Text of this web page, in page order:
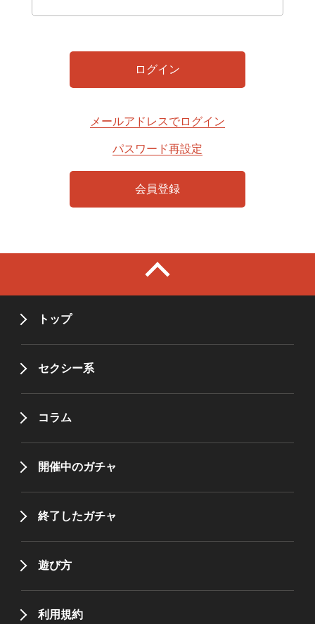
メールアドレスでログイン
パスワード再設定
トップ
セクシー系
コラム
開催中のガチャ
終了したガチャ
遊び方
利用規約